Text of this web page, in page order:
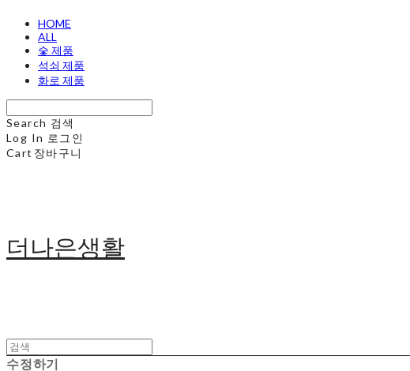
HOME
ALL
숯 제품
석쇠 제품
화로 제품
Search 검색
Log In 로그인
Cart 장바구니
더나은생활
수정하기